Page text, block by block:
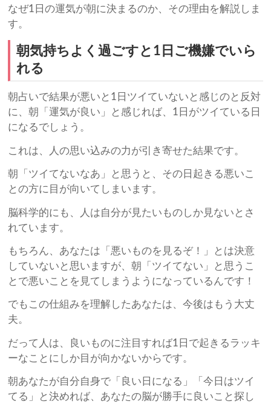
なぜ1日の運気が朝に決まるのか、その理由を解説しま
す。
朝気持ちよく過ごすと1日ご機嫌でいら
れる
朝占いで結果が悪いと1日ツイていないと感じのと反対
に、朝「運気が良い」と感じれば、1日がツイている日
になるでしょう。
これは、人の思い込みの力が引き寄せた結果です。
朝「ツイてないなあ」と思うと、その日起きる悪いこ
との方に目が向いてしまいます。
脳科学的にも、人は自分が見たいものしか見ないとさ
れています。
もちろん、あなたは「悪いものを見るぞ！」とは決意
していないと思いますが、朝「ツイてない」と思うこ
とで悪いことを見てしまうようになっているんです！
でもこの仕組みを理解したあなたは、今後はもう大丈
夫。
だって人は、良いものに注目すれば1日で起きるラッキ
ーなことにしか目が向かないからです。
朝あなたが自分自身で「良い日になる」「今日はツイ
てる」と決めれば、あなたの脳が勝手に良いこと探し